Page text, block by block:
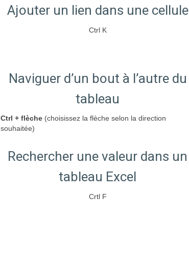
Ajouter un lien dans une cellule
Ctrl K
Naviguer d’un bout à l’autre du
tableau
Ctrl + flèche (choisissez la flèche selon la direction
souhaitée)
Rechercher une valeur dans un
tableau Excel
Crtl F